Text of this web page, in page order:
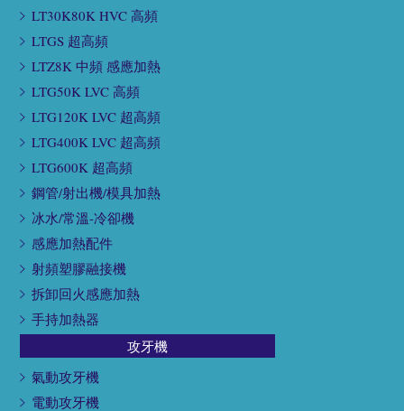
LT30K80K HVC 高頻
LTGS 超高頻
LTZ8K 中頻 感應加熱
LTG50K LVC 高頻
LTG120K LVC 超高頻
LTG400K LVC 超高頻
LTG600K 超高頻
鋼管/射出機/模具加熱
冰水/常溫-冷卻機
感應加熱配件
射頻塑膠融接機
拆卸回火感應加熱
手持加熱器
攻牙機
氣動攻牙機
電動攻牙機